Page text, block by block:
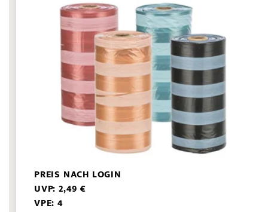
PREIS NACH LOGIN
UVP: 2,49 €
VPE: 4